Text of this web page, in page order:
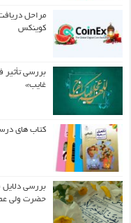
مراحل
کوینکس
بررسی تأثیر
غایب»
کتاب های
بررسی دلایل
حضرت ولی